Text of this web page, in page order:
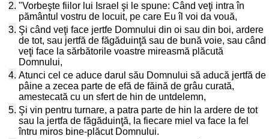
2. "Vorbeşte fiilor lui Israel şi le spune: Când veţi intra în
pământul vostru de locuit, pe care Eu îl voi da vouă,
3. Şi când veţi face jertfe Domnului din oi sau din boi, ardere
de tot, sau jertfă de făgăduinţă sau de bună voie, sau când
veţi face la sărbătorile voastre mireasmă plăcută
Domnului,
4. Atunci cel ce aduce darul său Domnului să aducă jertfă de
pâine a zecea parte de efă de făină de grâu curată,
amestecată cu un sfert de hin de untdelemn,
5. Şi vin pentru turnare, a patra parte de hin la ardere de tot
sau la jertfa de făgăduinţă, la fiecare miel va face la fel
întru miros bine-plăcut Domnului.